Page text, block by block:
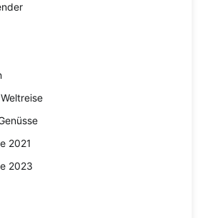
2021
2023